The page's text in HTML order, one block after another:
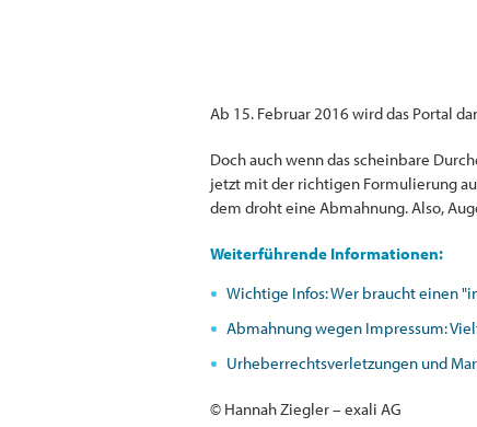
Ab 15. Februar 2016 wird das Portal
Doch auch wenn das scheinbare
jetzt mit der richtigen Formulierung
dem droht eine Abmahnung. Also,
Weiterführende Informationen:
Wichtige Infos: Wer braucht einen
Abmahnung wegen Impressum:
Urheberrechtsverletzungen und
© Hannah Ziegler – exali AG